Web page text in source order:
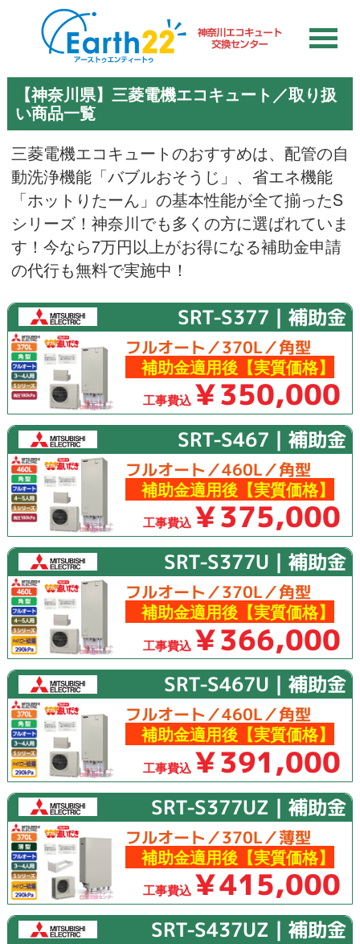
【神奈川県】三菱電機エコキュート／取り扱
い商品一覧
三菱電機エコキュートのおすすめは、配管の自
動洗浄機能「バブルおそうじ」、省エネ機能
「ホットりたーん」の基本性能が全て揃ったS
シリーズ！神奈川でも多くの方に選ばれていま
す！今なら7万円以上がお得になる補助金申請
の代行も無料で実施中！
SRT-S377｜補助金
フルオート／370L／角型
補助金適用後【実質価格】
工事費込 ￥350,000
SRT-S467｜補助金
フルオート／460L／角型
補助金適用後【実質価格】
工事費込 ￥375,000
SRT-S377U｜補助金
フルオート／370L／角型
補助金適用後【実質価格】
工事費込 ￥366,000
SRT-S467U｜補助金
フルオート／460L／角型
補助金適用後【実質価格】
工事費込 ￥391,000
SRT-S377UZ｜補助金
フルオート／370L／薄型
補助金適用後【実質価格】
工事費込 ￥415,000
SRT-S437UZ｜補助金